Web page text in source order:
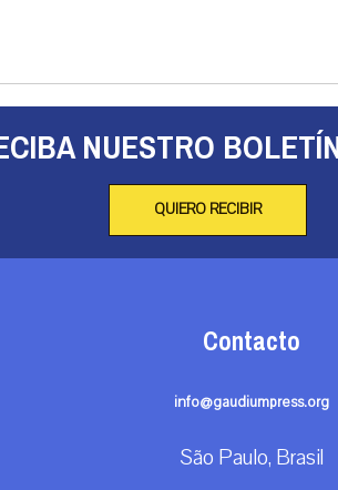
NUESTRO
QUIERO RECIBIR
Contacto
info@gaudiumpress.org
São Paulo, Brasil